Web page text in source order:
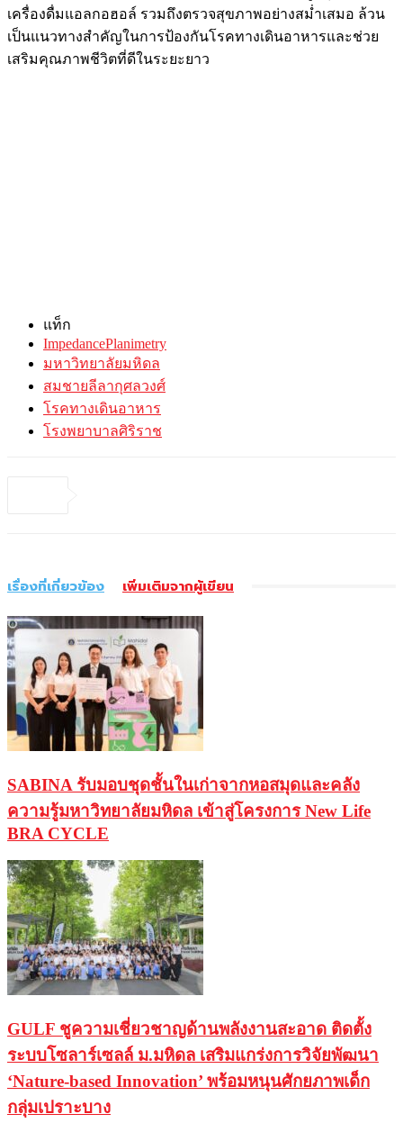
เครื่องดื่มแอลกอฮอล์ รวมถึงตรวจสุขภาพอย่างสม่ำเสมอ ล้วน
เป็นแนวทางสำคัญในการป้องกันโรคทางเดินอาหารและช่วย
เสริมคุณภาพชีวิตที่ดีในระยะยาว
แท็ก
ImpedancePlanimetry
มหาวิทยาลัยมหิดล
สมชายลีลากุศลวงศ์
โรคทางเดินอาหาร
โรงพยาบาลศิริราช
เรื่องที่เกี่ยวข้อง เพิ่มเติมจากผู้เขียน
SABINA รับมอบชุดชั้นในเก่าจากหอสมุดและคลัง
ความรู้มหาวิทยาลัยมหิดล เข้าสู่โครงการ New Life
BRA CYCLE
GULF ชูความเชี่ยวชาญด้านพลังงานสะอาด ติดตั้ง
ระบบโซลาร์เซลล์ ม.มหิดล เสริมแกร่งการวิจัยพัฒนา
‘Nature-based Innovation’ พร้อมหนุนศักยภาพเด็ก
กลุ่มเปราะบาง